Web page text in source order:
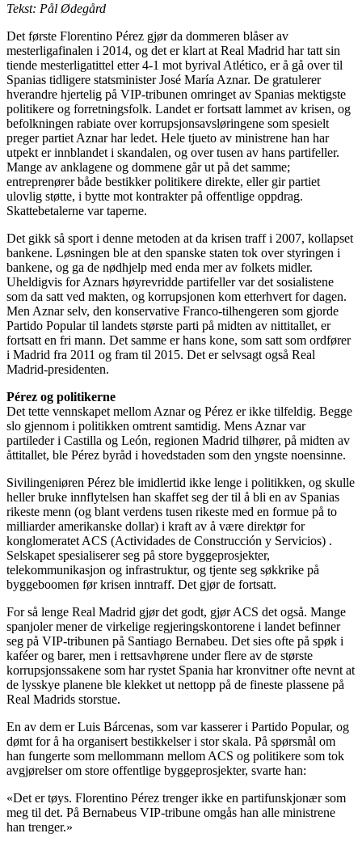
Tekst: Pål Ødegård
Det første Florentino Pérez gjør da dommeren blåser av
mesterligafinalen i 2014, og det er klart at Real Madrid har tatt sin
tiende mesterligatittel etter 4-1 mot byrival Atlético, er å gå over til
Spanias tidligere statsminister José María Aznar. De gratulerer
hverandre hjertelig på VIP-tribunen omringet av Spanias mektigste
politikere og forretningsfolk. Landet er fortsatt lammet av krisen, og
befolkningen rabiate over korrupsjonsavsløringene som spesielt
preger partiet Aznar har ledet. Hele tjueto av ministrene han har
utpekt er innblandet i skandalen, og over tusen av hans partifeller.
Mange av anklagene og dommene går ut på det samme;
entreprenører både bestikker politikere direkte, eller gir partiet
ulovlig støtte, i bytte mot kontrakter på offentlige oppdrag.
Skattebetalerne var taperne.
Det gikk så sport i denne metoden at da krisen traff i 2007, kollapset
bankene. Løsningen ble at den spanske staten tok over styringen i
bankene, og ga de nødhjelp med enda mer av folkets midler.
Uheldigvis for Aznars høyrevridde partifeller var det sosialistene
som da satt ved makten, og korrupsjonen kom etterhvert for dagen.
Men Aznar selv, den konservative Franco-tilhengeren som gjorde
Partido Popular til landets største parti på midten av nittitallet, er
fortsatt en fri mann. Det samme er hans kone, som satt som ordfører
i Madrid fra 2011 og fram til 2015. Det er selvsagt også Real
Madrid-presidenten.
Pérez og politikerne
Det tette vennskapet mellom Aznar og Pérez er ikke tilfeldig. Begge
slo gjennom i politikken omtrent samtidig. Mens Aznar var
partileder i Castilla og León, regionen Madrid tilhører, på midten av
åttitallet, ble Pérez byråd i hovedstaden som den yngste noensinne.
Sivilingeniøren Pérez ble imidlertid ikke lenge i politikken, og skulle
heller bruke innflytelsen han skaffet seg der til å bli en av Spanias
rikeste menn (og blant verdens tusen rikeste med en formue på to
milliarder amerikanske dollar) i kraft av å være direktør for
konglomeratet ACS (Actividades de Construcción y Servicios) .
Selskapet spesialiserer seg på store byggeprosjekter,
telekommunikasjon og infrastruktur, og tjente seg søkkrike på
byggeboomen før krisen inntraff. Det gjør de fortsatt.
For så lenge Real Madrid gjør det godt, gjør ACS det også. Mange
spanjoler mener de virkelige regjeringskontorene i landet befinner
seg på VIP-tribunen på Santiago Bernabeu. Det sies ofte på spøk i
kaféer og barer, men i rettsavhørene under flere av de største
korrupsjonssakene som har rystet Spania har kronvitner ofte nevnt at
de lysskye planene ble klekket ut nettopp på de fineste plassene på
Real Madrids storstue.
En av dem er Luis Bárcenas, som var kasserer i Partido Popular, og
dømt for å ha organisert bestikkelser i stor skala. På spørsmål om
han fungerte som mellommann mellom ACS og politikere som tok
avgjørelser om store offentlige byggeprosjekter, svarte han:
«Det er tøys. Florentino Pérez trenger ikke en partifunskjonær som
meg til det. På Bernabeus VIP-tribune omgås han alle ministrene
han trenger.»